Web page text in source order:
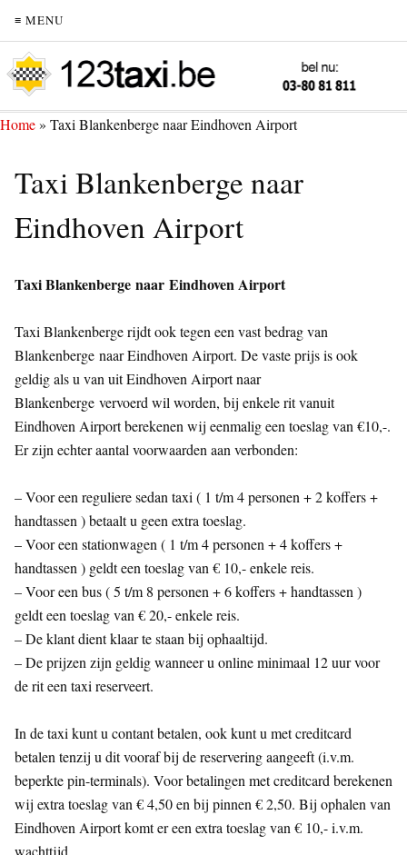
≡ MENU
Home» Taxi Blankenberge naar Eindhoven Airport
Taxi Blankenberge naar
Eindhoven Airport
Taxi Blankenberge naar Eindhoven Airport
Taxi Blankenberge rijdt ook tegen een vast bedrag van
Blankenberge naar Eindhoven Airport. De vaste prijs is ook
geldig als u van uit Eindhoven Airport naar
Blankenberge vervoerd wil worden, bij enkele rit vanuit
Eindhoven Airport berekenen wij eenmalig een toeslag van €10,-.
Er zijn echter aantal voorwaarden aan verbonden:
– Voor een reguliere sedan taxi ( 1 t/m 4 personen + 2 koffers +
handtassen ) betaalt u geen extra toeslag.
– Voor een stationwagen ( 1 t/m 4 personen + 4 koffers +
handtassen ) geldt een toeslag van € 10,- enkele reis.
– Voor een bus ( 5 t/m 8 personen + 6 koffers + handtassen )
geldt een toeslag van € 20,- enkele reis.
– De klant dient klaar te staan bij ophaaltijd.
– De prijzen zijn geldig wanneer u online minimaal 12 uur voor
de rit een taxi reserveert.
In de taxi kunt u contant betalen, ook kunt u met creditcard
betalen tenzij u dit vooraf bij de reservering aangeeft (i.v.m.
beperkte pin-terminals). Voor betalingen met creditcard berekenen
wij extra toeslag van € 4,50 en bij pinnen € 2,50. Bij ophalen van
Eindhoven Airport komt er een extra toeslag van € 10,- i.v.m.
wachttijd.